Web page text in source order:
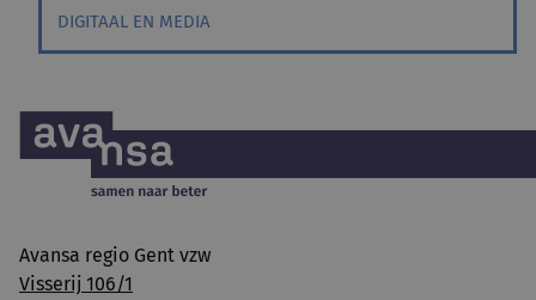
DIGITAAL EN MEDIA
Avansa regio Gent vzw
Visserij 106/1